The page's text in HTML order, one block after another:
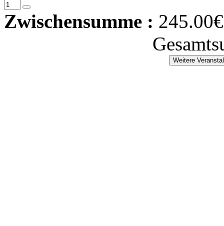
Zwischensumme : 245.00€
Weitere